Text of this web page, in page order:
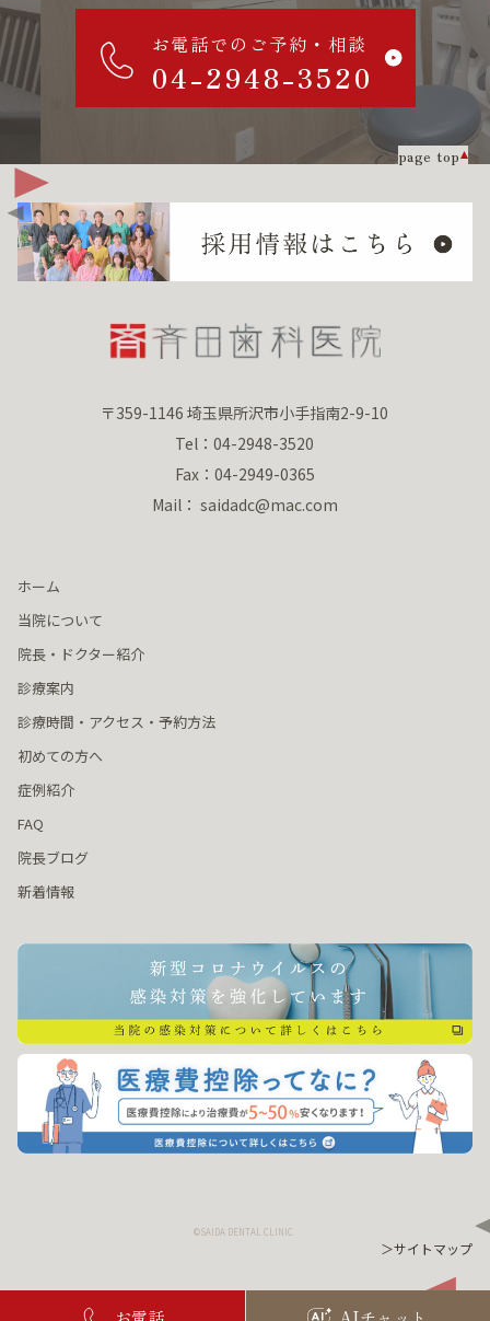
お電話でのご予約・相談
04-2948-3520
page top
〒359-1146 埼玉県所沢市小手指南2-9-10
Tel：04-2948-3520
Fax：04-2949-0365
Mail： saidadc@mac.com
＞サイトマップ
©SAIDA DENTAL CLINIC.
ホーム
当院について
院長・ドクター紹介
診療案内
診療時間・アクセス・予約方法
初めての方へ
症例紹介
FAQ
院長ブログ
新着情報